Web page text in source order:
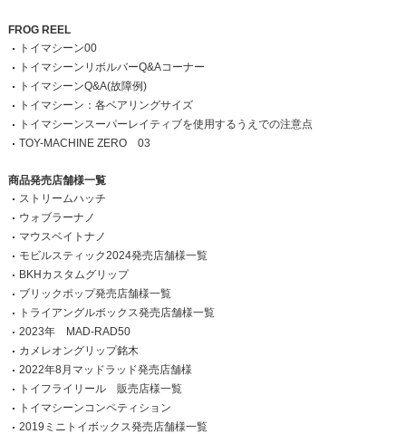
FROG REEL
トイマシーン00
トイマシーンリボルバーQ&Aコーナー
トイマシーンQ&A(故障例)
トイマシーン：各ベアリングサイズ
トイマシーンスーパーレイティブを使用するうえでの注意点
TOY-MACHINE ZERO 03
商品発売店舗様一覧
ストリームハッチ
ウォブラーナノ
マウスベイトナノ
モビルスティック2024発売店舗様一覧
BKHカスタムグリップ
ブリックポップ発売店舗様一覧
トライアングルボックス発売店舗様一覧
2023年 MAD-RAD50
カメレオングリップ銘木
2022年8月マッドラッド発売店舗様
トイフライリール 販売店様一覧
トイマシーンコンペティション
2019ミニトイボックス発売店舗様一覧